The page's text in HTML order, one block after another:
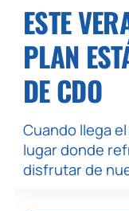
ESTE
PLAN
DE CDO
Cuando llega
lugar donde
disfrutar de